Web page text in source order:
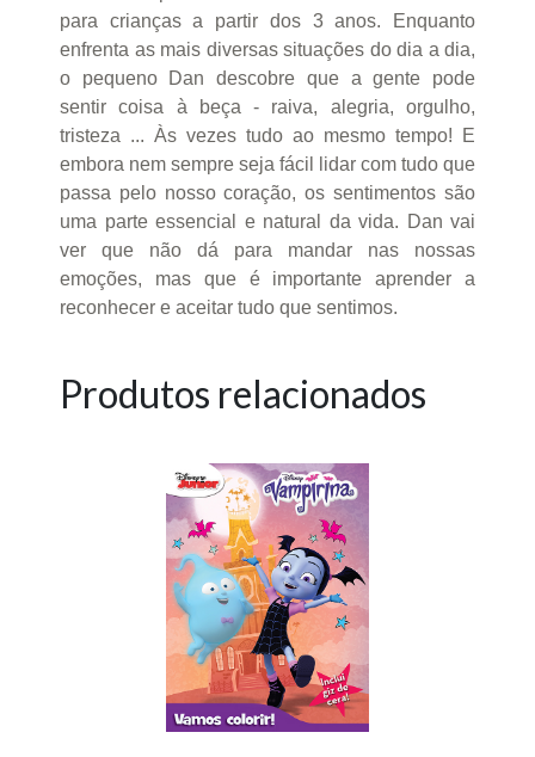
para crianças a partir dos 3 anos. Enquanto
enfrenta as mais diversas situações do dia a dia,
o pequeno Dan descobre que a gente pode
sentir coisa à beça - raiva, alegria, orgulho,
tristeza ... Às vezes tudo ao mesmo tempo! E
embora nem sempre seja fácil lidar com tudo que
passa pelo nosso coração, os sentimentos são
uma parte essencial e natural da vida. Dan vai
ver que não dá para mandar nas nossas
emoções, mas que é importante aprender a
reconhecer e aceitar tudo que sentimos.
Produtos relacionados